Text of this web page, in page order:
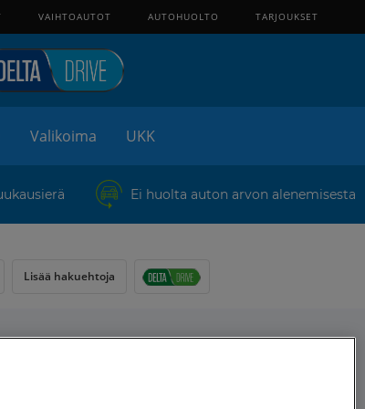
VAIHTOAUTOT AUTOHUOLTO TARJOUKSET
Valikoima UKK
Ei huolta auton arvon alenemisesta
Lisää hakuehtoja